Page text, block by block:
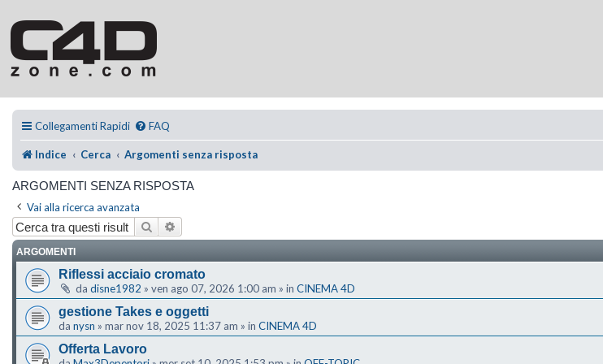
Collegamenti Rapidi FAQ
Indice Cerca Argomenti senza risposta
ARGOMENTI SENZA RISPOSTA
Vai alla ricerca avanzata
Cerca
ARGOMENTI
Riflessi acciaio cromato
da disne1982 » ven ago 07, 2026 1:00 am » in CINEMA 4D
gestione Takes e oggetti
da nysn » mar nov 18, 2025 11:37 am » in CINEMA 4D
Offerta Lavoro